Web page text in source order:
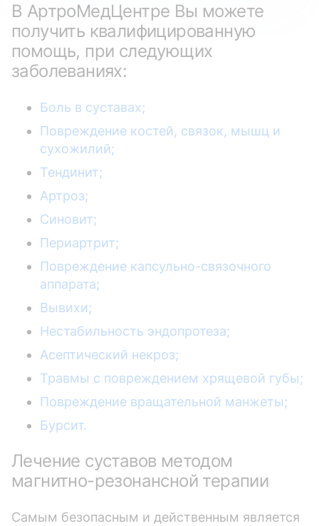
В АртроМедЦентре Вы можете
получить квалифицированную
помощь, при следующих
заболеваниях:
Боль в суставах;
Повреждение костей, связок, мышц и
сухожилий;
Тендинит;
Артроз;
Синовит;
Периартрит;
Повреждение капсульно-связочного
аппарата;
Вывихи;
Нестабильность эндопротеза;
Асептический некроз;
Травмы с повреждением хрящевой губы;
Повреждение вращательной манжеты;
Бурсит.
Лечение суставов методом
магнитно-резонансной терапии
Самым безопасным и действенным является